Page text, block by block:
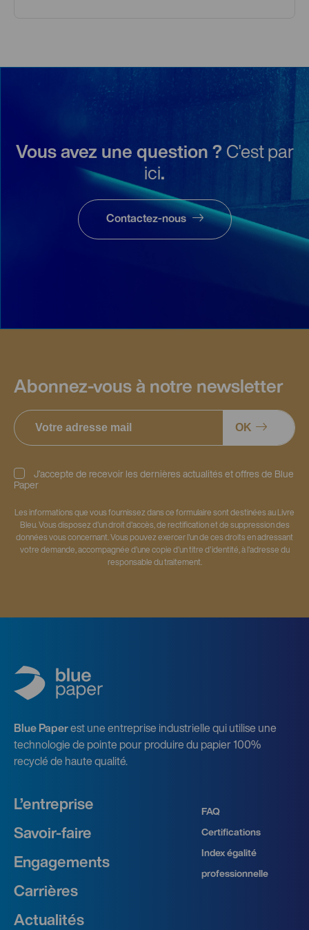
Vous avez une question ? C'est par
ici.
Contactez-nous
Abonnez-vous à notre newsletter
OK
J’accepte de recevoir les dernières actualités et offres de Blue
Paper
Les informations que vous fournissez dans ce formulaire sont destinées au Livre
Bleu. Vous disposez d'un droit d'accès, de rectification et de suppression des
données vous concernant. Vous pouvez exercer l'un de ces droits en adressant
votre demande, accompagnée d'une copie d'un titre d'identité, à l'adresse du
responsable du traitement.
Blue Paperest une entreprise industrielle qui utilise une
technologie de pointe pour produire du papier 100%
recyclé de haute qualité.
L’entreprise
Savoir‑faire
Engagements
Carrières
Actualités
FAQ
Certifications
Index égalité
professionnelle